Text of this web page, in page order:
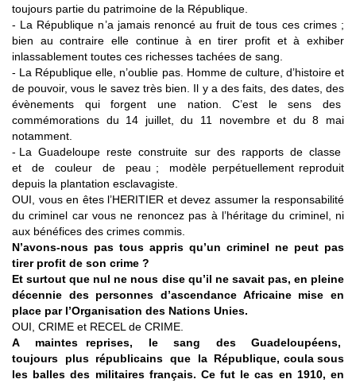
toujours partie du patrimoine de la République.
- La République n’a jamais renoncé au fruit de tous ces crimes ;
bien au contraire elle continue à en tirer profit et à exhiber
inlassablement toutes ces richesses tachées de sang.
- La République elle, n’oublie pas. Homme de culture, d’histoire et
de pouvoir, vous le savez très bien. Il y a des faits, des dates, des
évènements qui forgent une nation. C’est le sens des
commémorations du 14 juillet, du 11 novembre et du 8 mai
notamment.
- La Guadeloupe reste construite sur des rapports de classe
et de couleur de peau ; modèle perpétuellement reproduit
depuis la plantation esclavagiste.
OUI, vous en êtes l’HERITIER et devez assumer la responsabilité
du criminel car vous ne renoncez pas à l’héritage du criminel, ni
aux bénéfices des crimes commis.
N’avons-nous pas tous appris qu’un criminel ne peut pas
tirer profit de son crime ?
Et surtout que nul ne nous dise qu’il ne savait pas, en pleine
décennie des personnes d’ascendance Africaine mise en
place par l’Organisation des Nations Unies.
OUI, CRIME et RECEL de CRIME.
A maintes reprises, le sang des Guadeloupéens,
toujours plus républicains que la République, coula sous
les balles des militaires français. Ce fut le cas en 1910, en